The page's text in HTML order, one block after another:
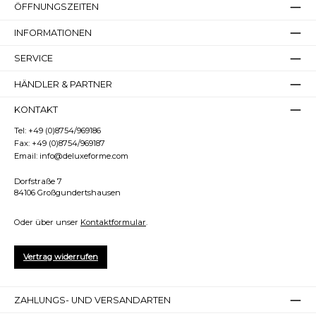
ÖFFNUNGSZEITEN
INFORMATIONEN
SERVICE
HÄNDLER & PARTNER
KONTAKT
Tel: +49 (0)8754/969186
Fax: +49 (0)8754/969187
Email: info@deluxeforme.com
Dorfstraße 7
84106 Großgundertshausen
Oder über unser Kontaktformular
Vertrag widerrufen
ZAHLUNGS- UND VERSANDARTEN